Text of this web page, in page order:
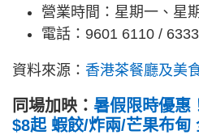
營業時間：星期一、星
電話：9601 6110 /
資料來源： 香港茶餐廳及美
同場加映： 暑假限時優惠
$8起 蝦餃/炸兩/芒果布甸